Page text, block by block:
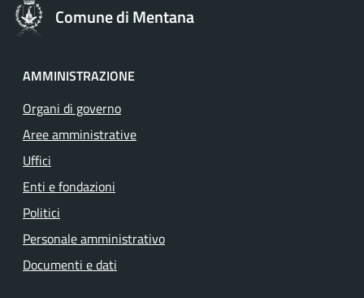
Comune di Mentana
AMMINISTRAZIONE
Organi di governo
Aree amministrative
Uffici
Enti e fondazioni
Politici
Personale amministrativo
Documenti e dati